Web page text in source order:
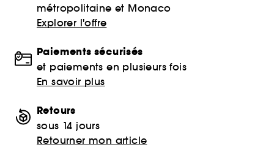
métropolitaine et Monaco
Explorer l'offre
Paiements sécurisés
et paiements en plusieurs fois
En savoir plus
Retours
sous 14 jours
Retourner mon article